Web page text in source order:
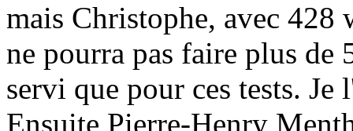
mais Christophe, avec 428
ne pourra pas faire plus
servi que pour ces tests.
Ensuite Pierre-Henry